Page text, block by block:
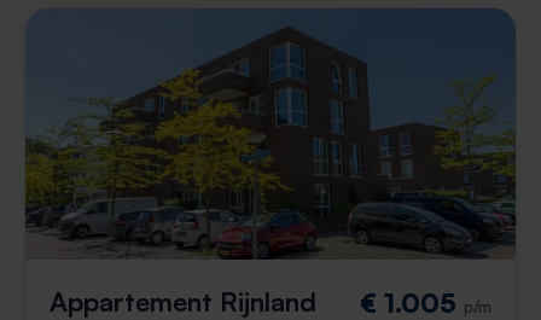
Appartement Rijnland € 1.005 p/m